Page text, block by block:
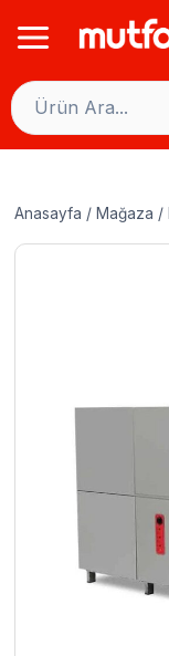
Anasayfa / Mağaza /